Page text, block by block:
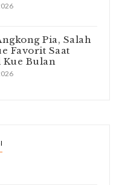
Pia, Salah
Favorit Saat
Kue Bulan